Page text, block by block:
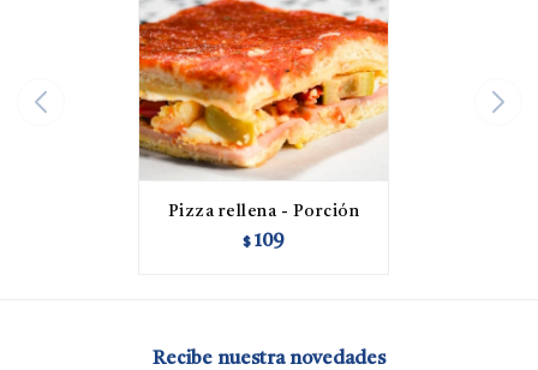
Pizza rellena - Porción
$ 109
Recibe nuestra novedades